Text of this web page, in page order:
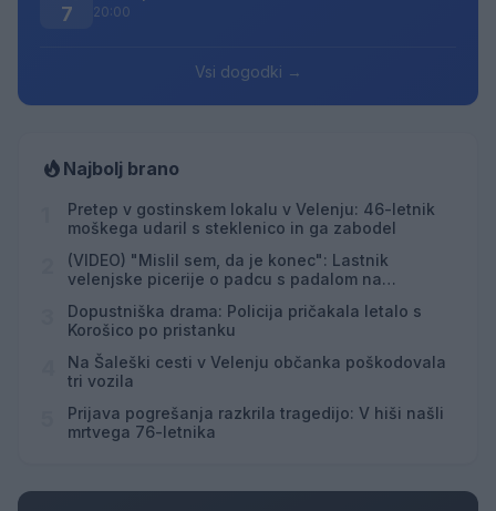
7 20:00
Vsi dogodki →
Najbolj brano
Pretep v gostinskem lokalu v Velenju: 46-letnik
moškega udaril s steklenico in ga zabodel
(VIDEO) "Mislil sem, da je konec": Lastnik
velenjske picerije o padcu s padalom na
Dopustniška drama: Policija pričakala letalo s
Korošico po pristanku
Na Šaleški cesti v Velenju občanka poškodovala
tri vozila
Prijava pogrešanja razkrila tragedijo: V hiši našli
mrtvega 76-letnika